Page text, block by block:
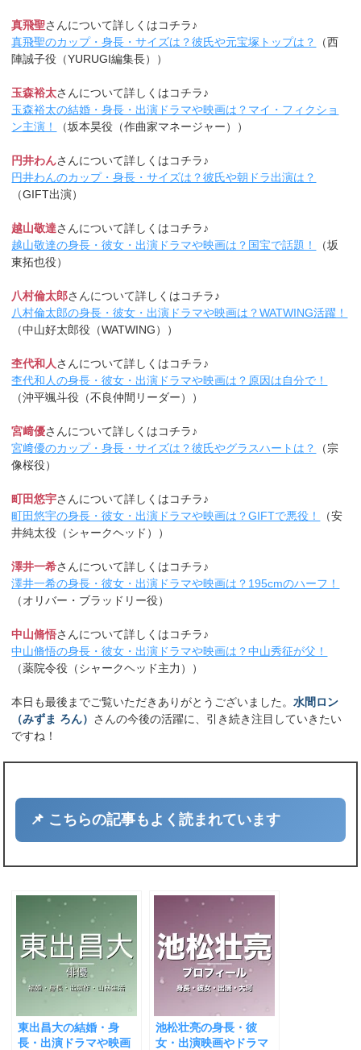
真飛聖さんについて詳しくはコチラ♪
真飛聖のカップ・身長・サイズは？彼氏や元宝塚トップは？
（西
陣誠子役（YURUGI編集長））
玉森裕太さんについて詳しくはコチラ♪
玉森裕太の結婚・身長・出演ドラマや映画は？マイ・フィクショ
ン主演！
（坂本昊役（作曲家マネージャー））
円井わんさんについて詳しくはコチラ♪
円井わんのカップ・身長・サイズは？彼氏や朝ドラ出演は？
（GIFT出演）
越山敬達さんについて詳しくはコチラ♪
越山敬達の身長・彼女・出演ドラマや映画は？国宝で話題！
（坂
東拓也役）
八村倫太郎さんについて詳しくはコチラ♪
八村倫太郎の身長・彼女・出演ドラマや映画は？WATWING活躍！
（中山好太郎役（WATWING））
杢代和人さんについて詳しくはコチラ♪
杢代和人の身長・彼女・出演ドラマや映画は？原因は自分で！
（沖平颯斗役（不良仲間リーダー））
宮﨑優さんについて詳しくはコチラ♪
宮﨑優のカップ・身長・サイズは？彼氏やグラスハートは？
（宗
像桜役）
町田悠宇さんについて詳しくはコチラ♪
町田悠宇の身長・彼女・出演ドラマや映画は？GIFTで悪役！
（安
井純太役（シャークヘッド））
澤井一希さんについて詳しくはコチラ♪
澤井一希の身長・彼女・出演ドラマや映画は？195cmのハーフ！
（オリバー・ブラッドリー役）
中山脩悟さんについて詳しくはコチラ♪
中山脩悟の身長・彼女・出演ドラマや映画は？中山秀征が父！
（薬院令役（シャークヘッド主力））
本日も最後までご覧いただきありがとうございました。水間ロン
（みずま ろん） さんの今後の活躍に、引き続き注目していきたい
ですね！
📌 こちらの記事もよく読まれています
東出昌大の結婚・身
長・出演ドラマや映画
池松壮亮の身長・彼
女・出演映画やドラマ